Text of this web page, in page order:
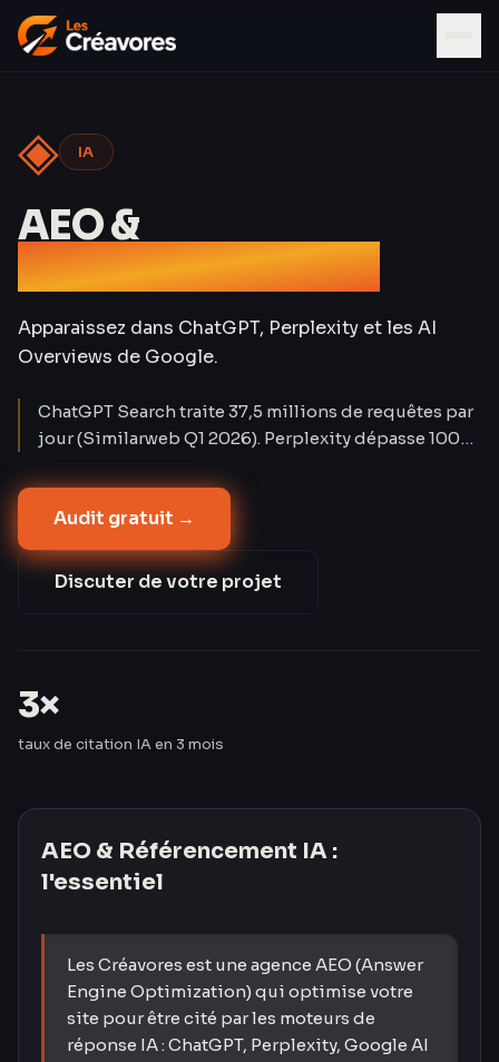
◈ IA
AEO &
Référencement IA
Apparaissez dans ChatGPT, Perplexity et les AI
Overviews de Google.
ChatGPT Search traite 37,5 millions de requêtes par
jour (Similarweb Q1 2026). Perplexity dépasse 100
classique baisse de 15 à 25 % sur les requêtes
informationnelles. Les Créavores ont triplé le taux de
citation IA de leurs clients en 3 mois — passant de 8
% à 24 %.
Audit gratuit →
Discuter de votre projet
3×
taux de citation IA en 3 mois
AEO & Référencement IA :
l'essentiel
Les Créavores est une agence AEO (Answer
Engine Optimization) qui optimise votre
site pour être cité par les moteurs de
réponse IA : ChatGPT, Perplexity, Google AI